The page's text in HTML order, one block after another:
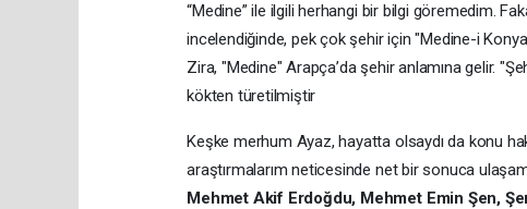
“Medine” ile ilgili herhangi bir bilgi göremedim.
incelendiğinde, pek çok şehir için "Medine-i
Zira, "Medine" Arapça’da şehir anlamına gelir.
kökten türetilmiştir
Keşke merhum Ayaz, hayatta olsaydı da konu
araştırmalarım neticesinde net bir sonuca
Mehmet Akif Erdoğdu, Mehmet Emin Şen,